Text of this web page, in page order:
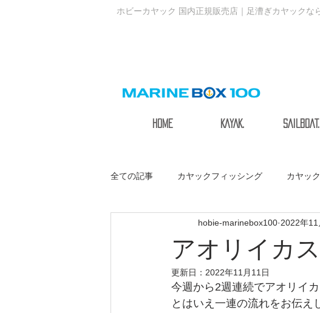
ホビーカヤック 国内正規販売店｜足漕ぎカヤックな
HOME KAYAK. SAILBOAT.
全ての記事 カヤックフィッシング カヤッ
サステナブルアクティブ
アオリイカ
hobie-marinebox100 2022年11
更新日： 2022年11月11日
今週から2週連続でアオリイ
とはいえ一連の流れをお伝え